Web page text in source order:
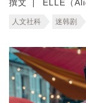
撰文 ELLE（
人文社科 迷韩剧